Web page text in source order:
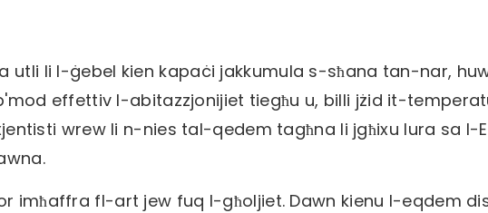
utli li l-ġebel kien kapaċi jakkumula s-sħana tan-nar,
effettiv l-abitazzjonijiet tiegħu u, billi jżid it-
wrew li n-nies tal-qedem tagħna li jgħixu lura sa l-
imħaffra fl-art jew fuq l-għoljiet. Dawn kienu l-eqdem